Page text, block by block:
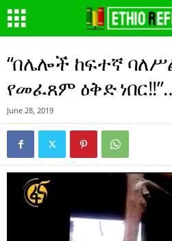
“በሌሎች ከፍተኛ
የመፈጸም ዕቅድ
June 28, 2019